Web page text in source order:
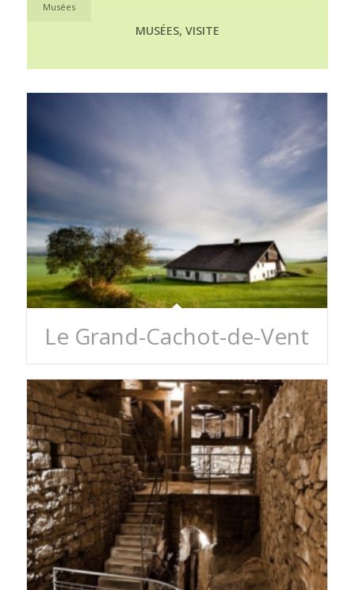
Musées
MUSÉES, VISITE
Le Grand-Cachot-de-Vent